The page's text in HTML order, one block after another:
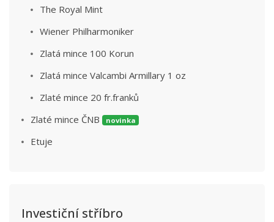
The Royal Mint
Wiener Philharmoniker
Zlatá mince 100 Korun
Zlatá mince Valcambi Armillary 1 oz
Zlaté mince 20 fr.franků
Zlaté mince ČNB
novinka
Etuje
Investiční stříbro